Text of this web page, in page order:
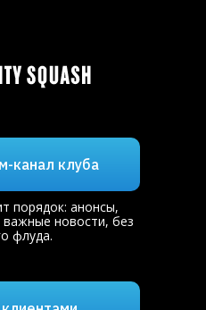
порядок: анонсы,
новости, без
флуда.
канал клуба